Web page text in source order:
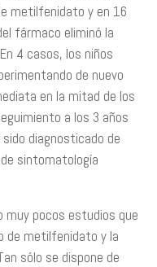
metilfenidato y en 16
fármaco eliminó la
4 casos, los niños
de nuevo
en la mitad de los
a los 3 años
diagnosticado de
sintomatología
muy pocos estudios que
de metilfenidato y la
sólo se dispone de